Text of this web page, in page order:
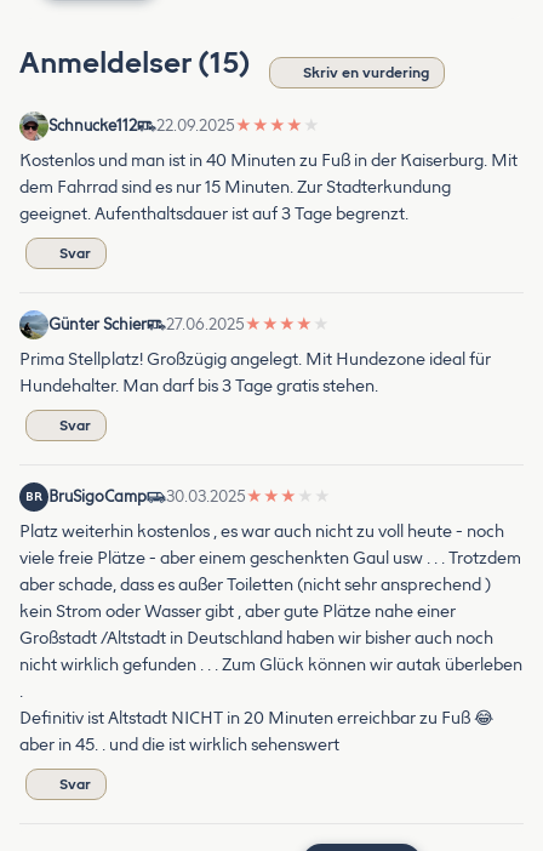
Anmeldelser (15) Skriv en vurdering
Schnucke112 22.09.2025★ ★ ★ ★ ★
Kostenlos und man ist in 40 Minuten zu Fuß in der Kaiserburg. Mit
dem Fahrrad sind es nur 15 Minuten. Zur Stadterkundung
geeignet. Aufenthaltsdauer ist auf 3 Tage begrenzt.
Svar
Günter Schier 27.06.2025★ ★ ★ ★ ★
Prima Stellplatz! Großzügig angelegt. Mit Hundezone ideal für
Hundehalter. Man darf bis 3 Tage gratis stehen.
Svar
BR BruSigoCamp 30.03.2025★ ★ ★ ★ ★
Platz weiterhin kostenlos , es war auch nicht zu voll heute - noch
viele freie Plätze - aber einem geschenkten Gaul usw . . . Trotzdem
aber schade, dass es außer Toiletten (nicht sehr ansprechend )
kein Strom oder Wasser gibt , aber gute Plätze nahe einer
Großstadt /Altstadt in Deutschland haben wir bisher auch noch
nicht wirklich gefunden . . . Zum Glück können wir autak überleben
.
Definitiv ist Altstadt NICHT in 20 Minuten erreichbar zu Fuß 😂
aber in 45. . und die ist wirklich sehenswert
Svar